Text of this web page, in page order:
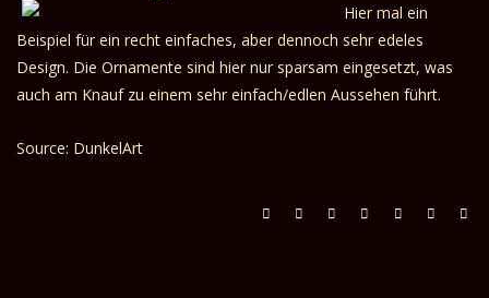
Hier mal ein
Beispiel für ein recht einfaches, aber dennoch sehr edeles
Design. Die Ornamente sind hier nur sparsam eingesetzt, was
auch am Knauf zu einem sehr einfach/edlen Aussehen führt.
Source: DunkelArt